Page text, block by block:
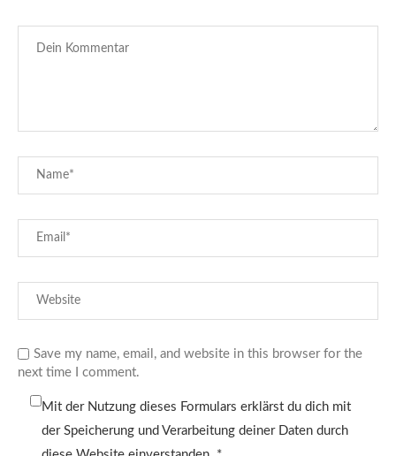
Save my name, email, and website in this browser for the
next time I comment.
Mit der Nutzung dieses Formulars erklärst du dich mit
der Speicherung und Verarbeitung deiner Daten durch